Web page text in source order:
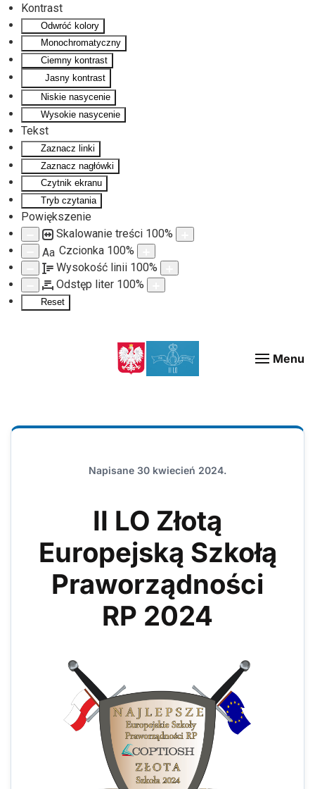
Kontrast
Odwróć kolory
Monochromatyczny
Ciemny kontrast
Jasny kontrast
Niskie nasycenie
Wysokie nasycenie
Tekst
Zaznacz linki
Zaznacz nagłówki
Czytnik ekranu
Tryb czytania
Powiększenie
Skalowanie treści 100%
Aa Czcionka 100%
Wysokość linii 100%
Odstęp liter 100%
Reset
Menu
Napisane 30 kwiecień 2024.
II LO Złotą
Europejską Szkołą
Praworządności
RP 2024